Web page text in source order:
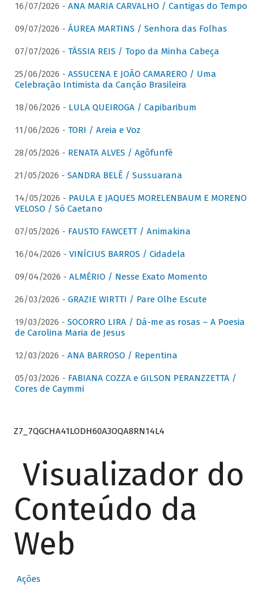
16/07/2026 - ANA MARIA CARVALHO / Cantigas do Tempo
09/07/2026 - ÁUREA MARTINS / Senhora das Folhas
07/07/2026 - TÁSSIA REIS / Topo da Minha Cabeça
25/06/2026 - ASSUCENA E JOÃO CAMARERO / Uma
Celebração Intimista da Canção Brasileira
18/06/2026 - LULA QUEIROGA / Capibaribum
11/06/2026 - TORI / Areia e Voz
28/05/2026 - RENATA ALVES / Agôfunfè
21/05/2026 - SANDRA BELÊ / Sussuarana
14/05/2026 - PAULA E JAQUES MORELENBAUM E MORENO
VELOSO / Só Caetano
07/05/2026 - FAUSTO FAWCETT / Animakina
16/04/2026 - VINÍCIUS BARROS / Cidadela
09/04/2026 - ALMÉRIO / Nesse Exato Momento
26/03/2026 - GRAZIE WIRTTI / Pare Olhe Escute
19/03/2026 - SOCORRO LIRA / Dá-me as rosas – A Poesia
de Carolina Maria de Jesus
12/03/2026 - ANA BARROSO / Repentina
05/03/2026 - FABIANA COZZA e GILSON PERANZZETTA /
Cores de Caymmi
Z7_7QGCHA41LODH60A3OQA8RN14L4
Visualizador do
Conteúdo da
Web
Ações